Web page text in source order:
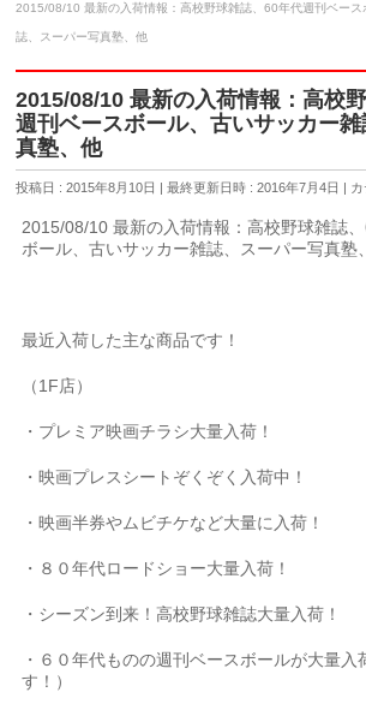
2015/08/10 最新の入荷情報：高校野球雑誌、60年代週刊ベース
誌、スーパー写真塾、他
2015/08/10 最新の入荷情報：高校
週刊ベースボール、古いサッカー
真塾、他
投稿日 : 2015年8月10日 最終更新日時 : 2016年7月4日
2015/08/10 最新の入荷情報：高校野球雑誌
ボール、古いサッカー雑誌、スーパー写真塾
最近入荷した主な商品です！
（1F店）
・プレミア映画チラシ大量入荷！
・映画プレスシートぞくぞく入荷中！
・映画半券やムビチケなど大量に入荷！
・８０年代ロードショー大量入荷！
・シーズン到来！高校野球雑誌大量入荷！
・６０年代ものの週刊ベースボールが大量入
す！）